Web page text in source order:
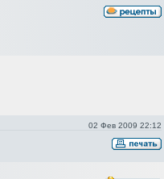
02 Фев 2009 22:12